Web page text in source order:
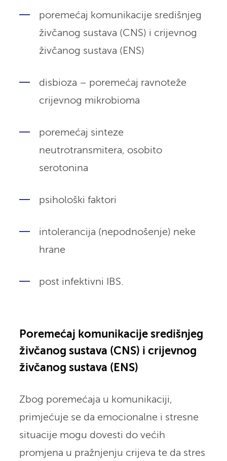
poremećaj komunikacije središnjeg
živčanog sustava (CNS) i crijevnog
živčanog sustava (ENS)
disbioza – poremećaj ravnoteže
crijevnog mikrobioma
poremećaj sinteze
neutrotransmitera, osobito
serotonina
psihološki faktori
intolerancija (nepodnošenje) neke
hrane
post infektivni IBS.
Poremećaj komunikacije središnjeg
živčanog sustava (CNS) i crijevnog
živčanog sustava (ENS)
Zbog poremećaja u komunikaciji,
primjećuje se da emocionalne i stresne
situacije mogu dovesti do većih
promjena u pražnjenju crijeva te da stres